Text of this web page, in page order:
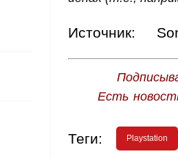
Источник:
Есть
Теги: Playstation